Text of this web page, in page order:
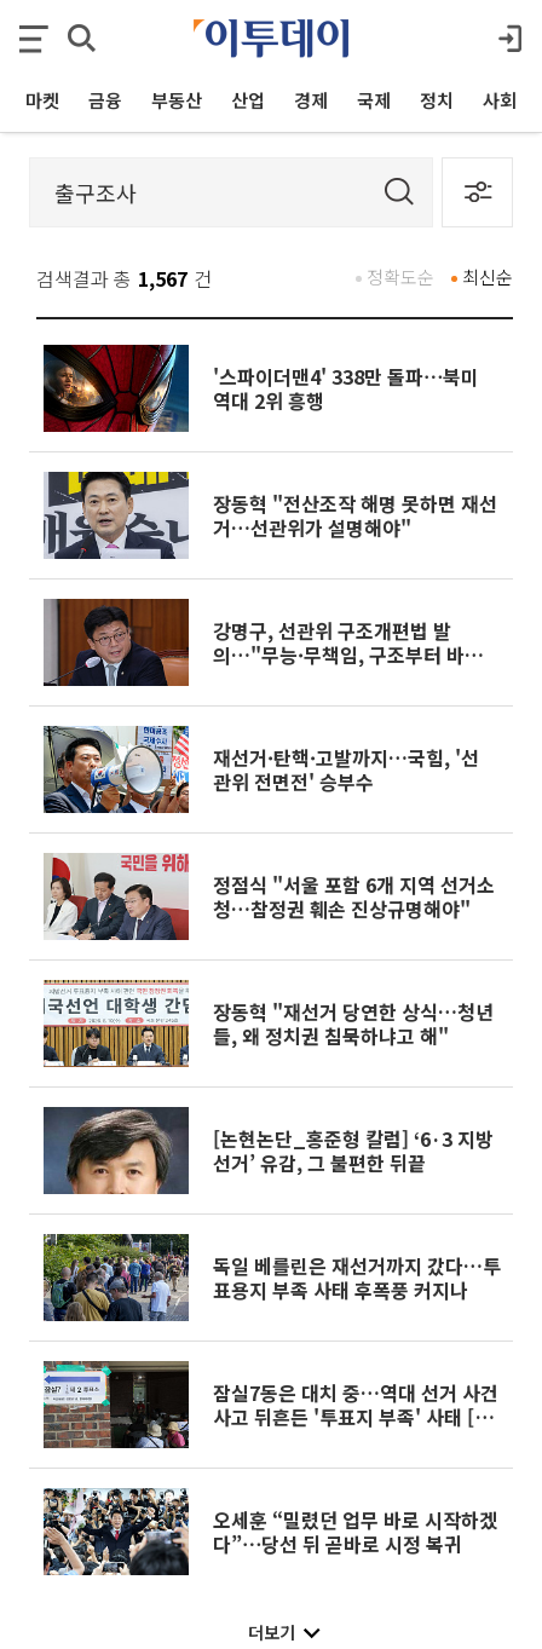
마켓 금융 부동산 산업 경제 국제 정치 사회
검색결과 총 1,567 건 최신순
정확도순
'스파이더맨4' 338만 돌파⋯북미
역대 2위 흥행
장동혁 "전산조작 해명 못하면 재선
거…선관위가 설명해야"
강명구, 선관위 구조개편법 발
의…"무능·무책임, 구조부터 바꿔
재선거·탄핵·고발까지…국힘, '선
관위 전면전' 승부수
정점식 "서울 포함 6개 지역 선거소
청…참정권 훼손 진상규명해야"
장동혁 "재선거 당연한 상식…청년
들, 왜 정치권 침묵하냐고 해"
[논현논단_홍준형 칼럼] ‘6·3 지방
선거’ 유감, 그 불편한 뒤끝
독일 베를린은 재선거까지 갔다…투
표용지 부족 사태 후폭풍 커지나
잠실7동은 대치 중…역대 선거 사건
사고 뒤흔든 '투표지 부족' 사태 [이
오세훈 “밀렸던 업무 바로 시작하겠
다”⋯당선 뒤 곧바로 시정 복귀
더보기